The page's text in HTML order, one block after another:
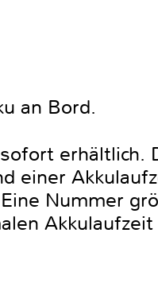
an Bord.
erhältlich.
einer
Nummer